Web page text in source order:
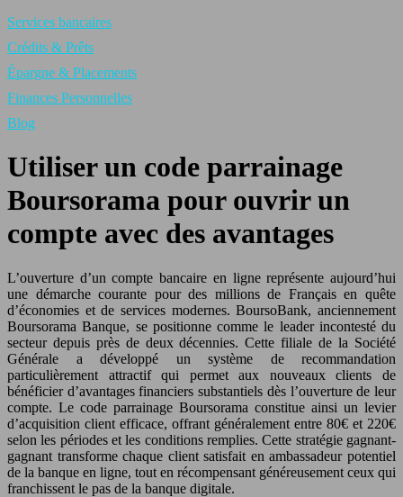
Services bancaires
Crédits & Prêts
Épargne & Placements
Finances Personnelles
Blog
Utiliser un code parrainage
Boursorama pour ouvrir un
compte avec des avantages
L’ouverture d’un compte bancaire en ligne représente aujourd’hui
une démarche courante pour des millions de Français en quête
d’économies et de services modernes. BoursoBank, anciennement
Boursorama Banque, se positionne comme le leader incontesté du
secteur depuis près de deux décennies. Cette filiale de la Société
Générale a développé un système de recommandation
particulièrement attractif qui permet aux nouveaux clients de
bénéficier d’avantages financiers substantiels dès l’ouverture de leur
compte. Le code parrainage Boursorama constitue ainsi un levier
d’acquisition client efficace, offrant généralement entre 80€ et 220€
selon les périodes et les conditions remplies. Cette stratégie gagnant-
gagnant transforme chaque client satisfait en ambassadeur potentiel
de la banque en ligne, tout en récompensant généreusement ceux qui
franchissent le pas de la banque digitale.